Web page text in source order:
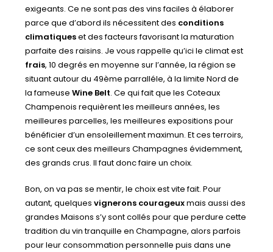
exigeants. Ce ne sont pas des vins faciles à élaborer
parce que d’abord ils nécessitent des conditions
climatiqueset des facteurs favorisant la maturation
parfaite des raisins. Je vous rappelle qu’ici le climat est
frais, 10 degrés en moyenne sur l’année, la région se
situant autour du 49ème parralléle, à la limite Nord de
la fameuseWine Belt. Ce qui fait que les Coteaux
Champenois requièrent les meilleurs années, les
meilleures parcelles, les meilleures expositions pour
bénéficier d’un ensoleillement maximun. Et ces terroirs,
ce sont ceux des meilleurs Champagnes évidemment,
des grands crus. Il faut donc faire un choix.
Bon, on va pas se mentir, le choix est vite fait. Pour
autant, quelquesvignerons courageuxmais aussi des
grandes Maisons s’y sont collés pour que perdure cette
tradition du vin tranquille en Champagne, alors parfois
pour leur consommation personnelle puis dans une